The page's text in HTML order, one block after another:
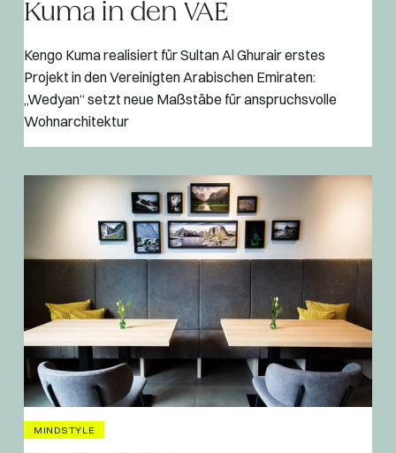
Kuma in den VAE
Kengo Kuma realisiert für Sultan Al Ghurair erstes
Projekt in den Vereinigten Arabischen Emiraten:
„Wedyan“ setzt neue Maßstäbe für anspruchsvolle
Wohnarchitektur
MINDSTYLE